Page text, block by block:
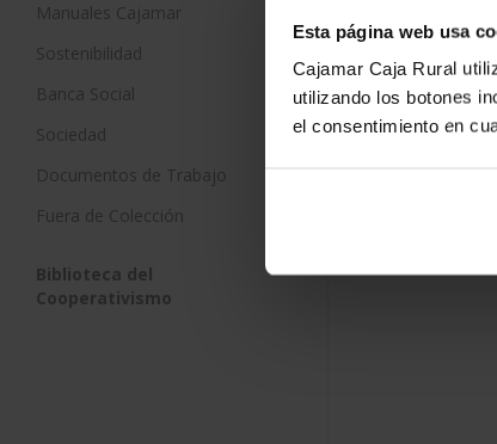
Esta página web usa
Cajamar Caja Rural
utilizando los botones
el consentimiento en
Manuales Cajamar
Sostenibilidad
Banca Social
Sociedad
Documentos de Trabajo
Fuera de Colección
Biblioteca del
Cooperativismo